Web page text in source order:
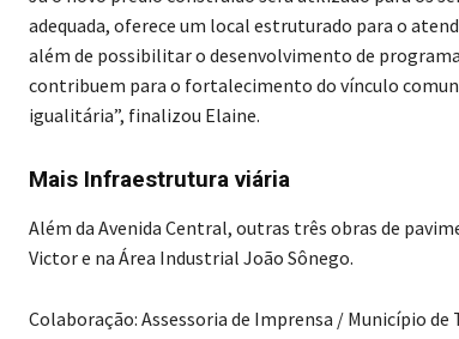
adequada, oferece um local estruturado para o
além de possibilitar o desenvolvimento de
contribuem para o fortalecimento do vínculo
igualitária”, finalizou Elaine.
Mais Infraestrutura viária
Além da Avenida Central, outras três obras de
Victor e na Área Industrial João Sônego.
Colaboração: Assessoria de Imprensa / Município de